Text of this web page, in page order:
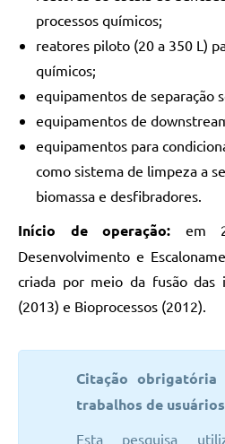
processos químicos;
reatores piloto (20 a 350 L)
químicos;
equipamentos de separação
equipamentos de
equipamentos para
como sistema de limpeza a
biomassa e desfibradores.
Início de operação: em
Desenvolvimento e
criada por meio da fusão das
(2013) e Bioprocessos (2012).
Citação
trabalhos de usuários
Esta pesquisa